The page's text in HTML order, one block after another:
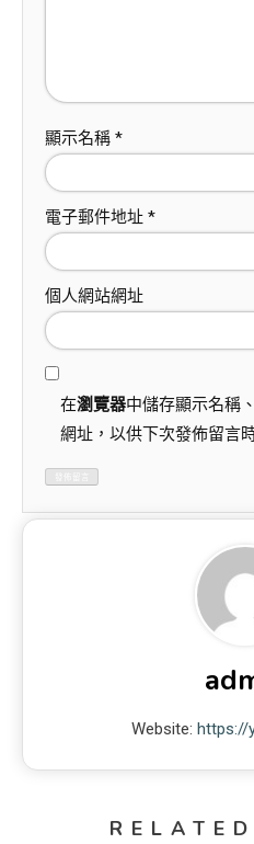
顯示名稱 *
電子郵件地址 *
個人網站網址
在瀏覽器中儲存顯示名稱
網址，以供下次發佈留言
Website: https://